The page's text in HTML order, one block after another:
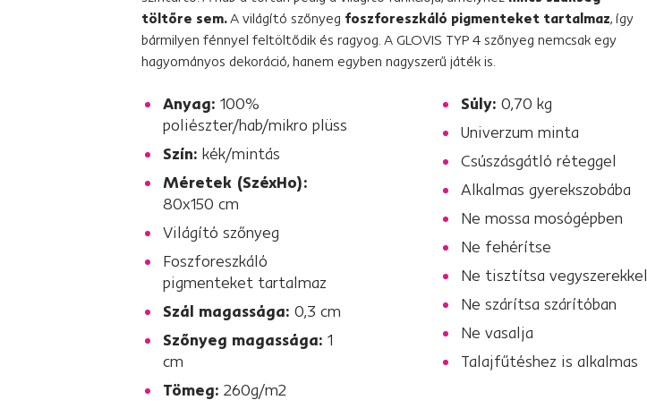
töltőre sem.A világító szőnyeg foszforeszkáló pigmenteket tartalmaz, így
bármilyen fénnyel feltöltődik és ragyog. A GLOVIS TYP 4 szőnyeg nemcsak egy
hagyományos dekoráció, hanem egyben nagyszerű játék is.
Anyag: 100%
poliészter/hab/mikro plüss
Szín: kék/mintás
Méretek (SzéxHo):
80x150 cm
Világító szőnyeg
Foszforeszkáló
pigmenteket tartalmaz
Szál magassága: 0,3 cm
Szőnyeg magassága: 1
cm
Tömeg: 260g/m2
Súly: 0,70 kg
Univerzum minta
Csúszásgátló réteggel
Alkalmas gyerekszobába
Ne mossa mosógépben
Ne fehérítse
Ne tisztítsa vegyszerekkel
Ne szárítsa szárítóban
Ne vasalja
Talajfűtéshez is alkalmas